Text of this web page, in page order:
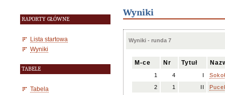
RAPORTY GŁÓWNE
Lista startowa
Wyniki
TABELE
Tabela
Wyniki
Wyniki - runda 7
M-ce Nr Tytuł
1 4 I
2
1 II